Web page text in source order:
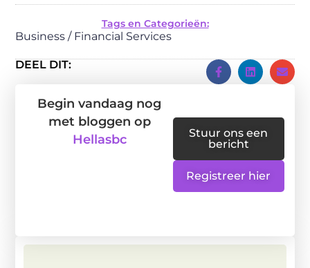
Tags en Categorieën:
Business / Financial Services
DEEL DIT:
Begin vandaag nog
met bloggen op
Hellasbc
Stuur ons een
bericht
Registreer hier